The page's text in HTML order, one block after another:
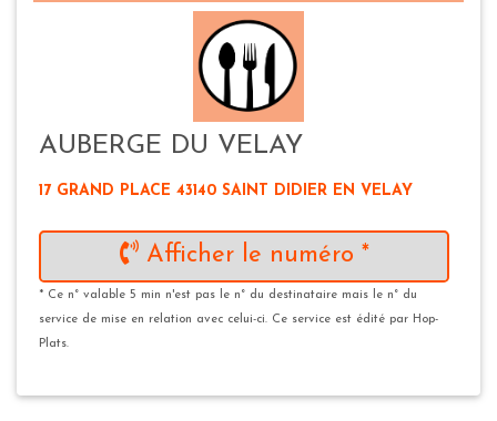
AUBERGE DU VELAY
17 GRAND PLACE 43140 SAINT DIDIER EN VELAY
Afficher le numéro *
* Ce n° valable 5 min n'est pas le n° du destinataire mais le n° du
service de mise en relation avec celui-ci. Ce service est édité par Hop-
Plats.